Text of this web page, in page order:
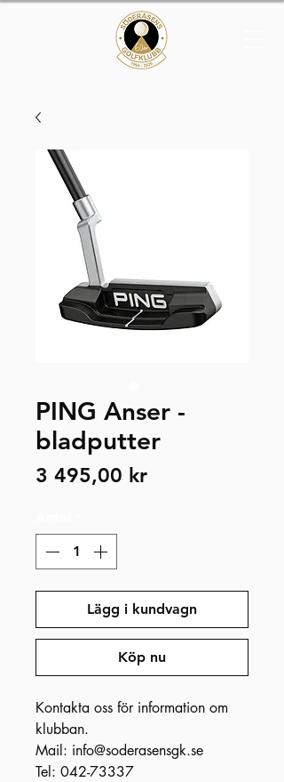
PING Anser -
bladputter
3 495,00 krPris
Lägg i kundvagn
Köp nu
Kontakta oss för information om
klubban.
Mail: info@soderasensgk.se
Tel: 042-73337